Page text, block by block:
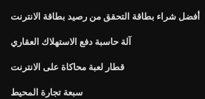
أفضل شراء بطاقة التحقق من رصيد بطاقة الانترنت
آلة حاسبة دفع الاستهلاك العقاري
قطار لعبة محاكاة على الانترنت
سبعة تجارة المحيط